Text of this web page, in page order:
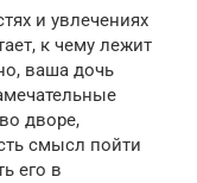
и увлечениях
к чему лежит
ваша дочь
дворе,
смысл пойти
его в